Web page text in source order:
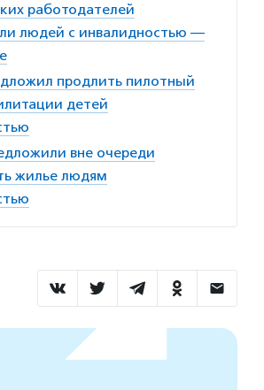
работодателей
людей с инвалидностью —
продлить пилотный
детей
вне очереди
жилье людям